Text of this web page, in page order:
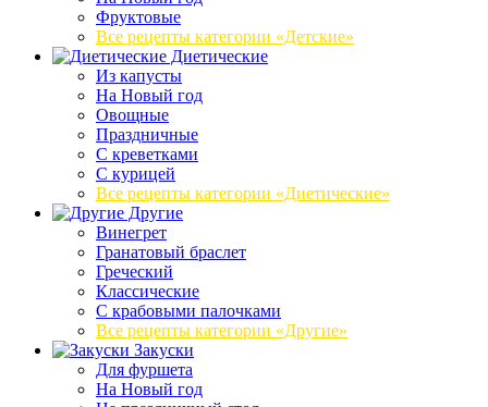
Фруктовые
Все рецепты категории «Детские»
Диетические
Из капусты
На Новый год
Овощные
Праздничные
С креветками
С курицей
Все рецепты категории «Диетические»
Другие
Винегрет
Гранатовый браслет
Греческий
Классические
С крабовыми палочками
Все рецепты категории «Другие»
Закуски
Для фуршета
На Новый год